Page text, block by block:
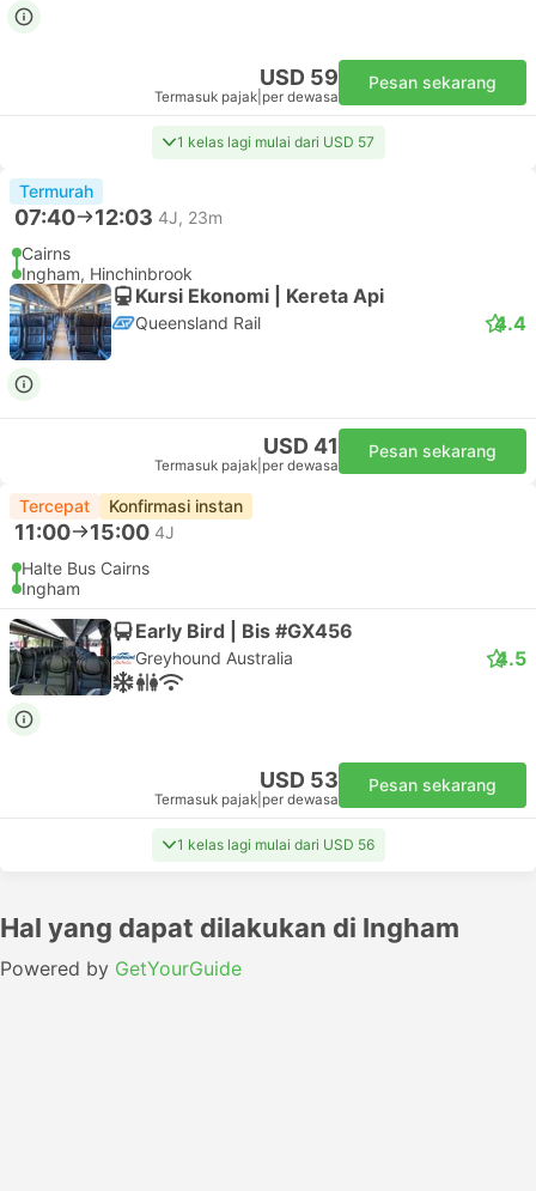
USD 59
Termasuk pajak per dewasa
Pesan sekarang
1 kelas lagi mulai dari USD 57
Termurah
07:40 12:03 4J, 23m
Cairns
Ingham, Hinchinbrook
Kursi Ekonomi | Kereta Api
Queensland Rail 4.4
USD 41
Termasuk pajak per dewasa
Pesan sekarang
Tercepat Konfirmasi instan
11:00 15:00 4J
Halte Bus Cairns
Ingham
Early Bird | Bis #GX456
Greyhound Australia 4.5
USD 53
Termasuk pajak per dewasa
Pesan sekarang
1 kelas lagi mulai dari USD 56
Hal yang dapat dilakukan di Ingham
Powered by GetYourGuide